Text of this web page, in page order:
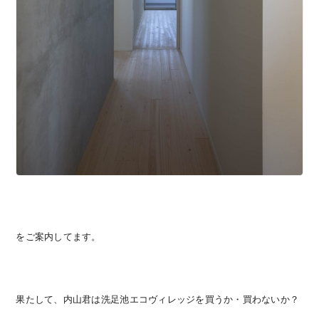
をご案内してます。
果たして、内山君は洗足池エコヴィレッジを買うか・買わないか？